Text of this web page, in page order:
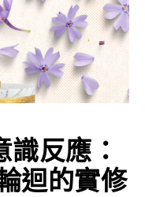
反應：
迴的實修